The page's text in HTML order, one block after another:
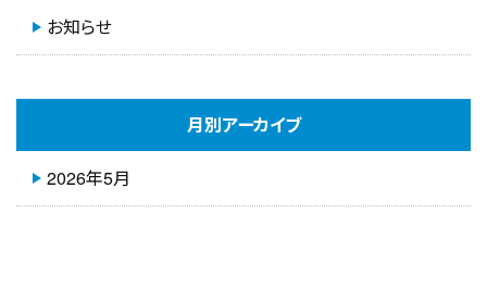
お知らせ
月別アーカイブ
2026年5月